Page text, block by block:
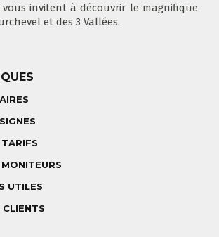
invitent à découvrir le magnifique
et des 3 Vallées.
UTILES
CLIENTS